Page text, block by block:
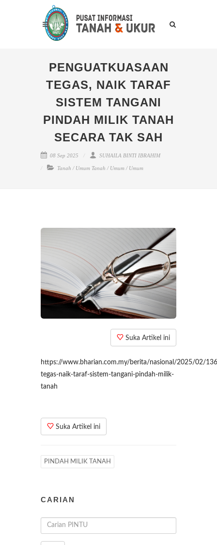
PENGUATKUASAAN
TEGAS, NAIK TARAF
SISTEM TANGANI
PINDAH MILIK TANAH
SECARA TAK SAH
08 Sep 2025 SUHAILA BINTI IBRAHIM
Tanah / Umum Tanah / Umum / Umum
Suka Artikel ini
https://www.bharian.com.my/berita/nasional/2025/02/
tegas-naik-taraf-sistem-tangani-pindah-milik-
tanah
Suka Artikel ini
PINDAH MILIK TANAH
CARIAN